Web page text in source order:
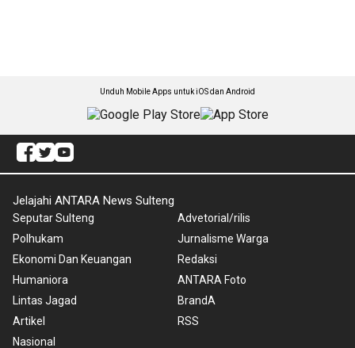
Unduh Mobile Apps untuk iOS dan Android
Jelajahi ANTARA News Sulteng
Seputar Sulteng
Polhukam
Ekonomi Dan Keuangan
Humaniora
Lintas Jagad
Artikel
Nasional
Advetorial/rilis
Jurnalisme Warga
Redaksi
ANTARA Foto
BrandA
RSS